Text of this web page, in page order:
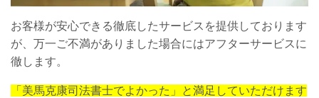
お客様が安心できる徹底したサービスを提供しております
が、万一ご不満がありました場合にはアフターサービスに
徹します。
「美馬克康司法書士でよかった」と満足していただけます